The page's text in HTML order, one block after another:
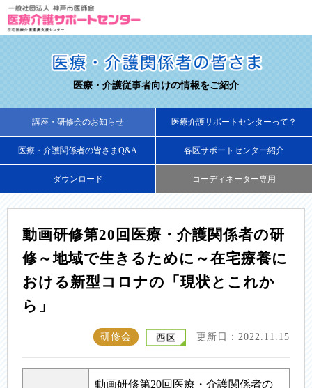
医療・介護従事者向けの情報をご紹介
講座・研修会のお知らせ 医療介護サポートセンターって？
医療・介護関係者の皆さまQ&A 各区サポートセンター紹介
ダウンロード コーディネーター専用
動画研修第20回医療・介護関係者の研
修～地域で生きるために～在宅療養に
おける新型コロナの「現状とこれか
ら」
研修会 更新日：2022.11.15
動画研修第20回医療・介護関係者の